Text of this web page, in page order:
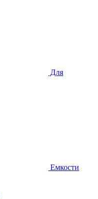
Для
Емкости